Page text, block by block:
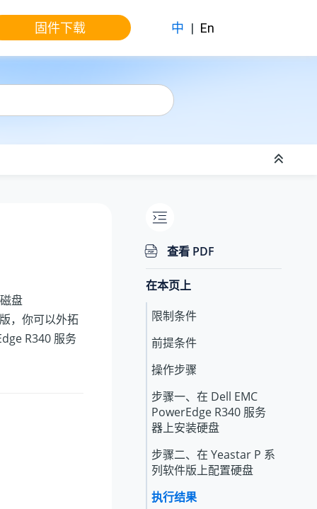
固件下载 中 | En
盘
，你可以外拓
R340 服务
查看 PDF
在本页上
限制条件
前提条件
操作步骤
步骤一、在 Dell EMC
PowerEdge R340 服务
器上安装硬盘
步骤二、在 Yeastar P 系
列软件版上配置硬盘
执行结果